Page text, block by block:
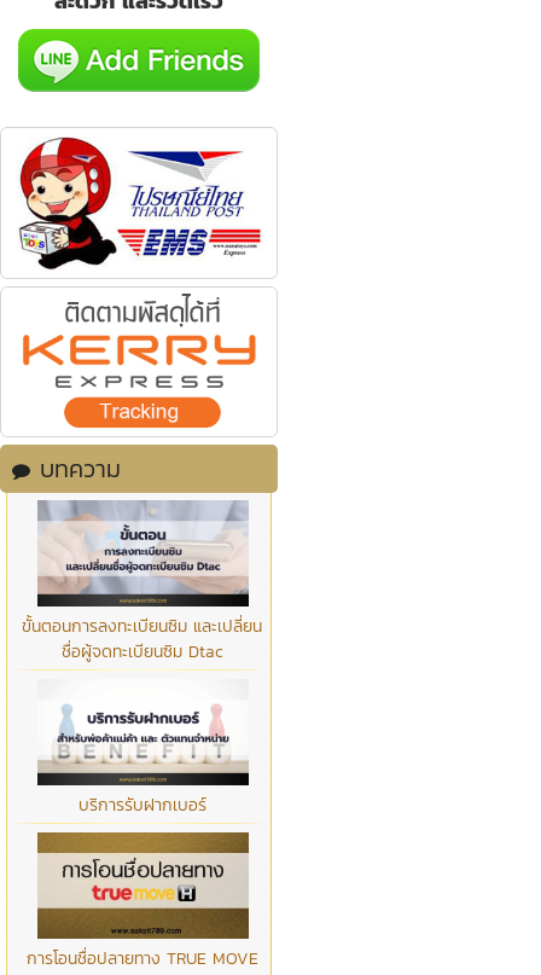
บทความ
ขั้นตอนการลงทะเบียนซิม และเปลี่ยน
ชื่อผู้จดทะเบียนซิม Dtac
บริการรับฝากเบอร์
การโอนชื่อปลายทาง TRUE MOVE